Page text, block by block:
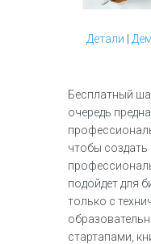
Детали
Бесплатный
очередь
чтобы создать
подойдет для
только с
стартапами,